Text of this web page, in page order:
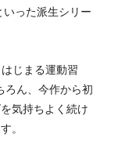
った派生シリー
じまる運動習
ろん、今作から初
気持ちよく続け
。